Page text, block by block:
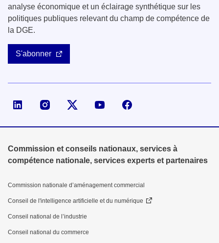
analyse économique et un éclairage synthétique sur les
politiques publiques relevant du champ de compétence de
la DGE.
S'abonner
Page LinkedIn de la DGECompte X (ex-Twitter) de la DGE
Commission et conseils nationaux, services à
compétence nationale, services experts et partenaires
Commission nationale d’aménagement commercial
Conseil de l'intelligence artificielle et du numérique
Conseil national de l’industrie
Conseil national du commerce